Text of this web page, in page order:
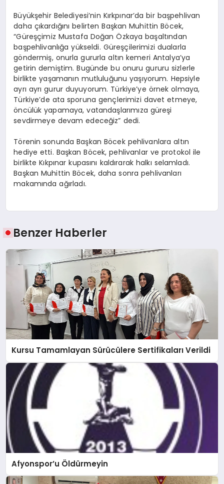
Büyükşehir Belediyesi’nin Kırkpınar’da bir başpehlivan
daha çıkardığını belirten Başkan Muhittin Böcek,
“Güreşçimiz Mustafa Doğan Özkaya başaltından
başpehlivanlığa yükseldi. Güreşçilerimizi dualarla
göndermiş, onurla gururla altın kemeri Antalya’ya
getirin demiştim. Bugünde bu onuru gururu sizlerle
birlikte yaşamanın mutluluğunu yaşıyorum. Hepsiyle
ayrı ayrı gurur duyuyorum. Türkiye’ye örnek olmaya,
Türkiye’de ata sporuna gençlerimizi davet etmeye,
öncülük yapamaya, vatandaşlarımıza güreşi
sevdirmeye devam edeceğiz” dedi.
Törenin sonunda Başkan Böcek pehlivanlara altın
hediye etti. Başkan Böcek, pehlivanlar ve protokol ile
birlikte Kıkpınar kupasını kaldırarak halkı selamladı.
Başkan Muhittin Böcek, daha sonra pehlivanları
makamında ağırladı.
Benzer Haberler
Kursu Tamamlayan Sürücülere Sertifikaları Verildi
Afyonspor’u Öldürmeyin